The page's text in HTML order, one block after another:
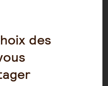
de la Maison
Handicapées,
des